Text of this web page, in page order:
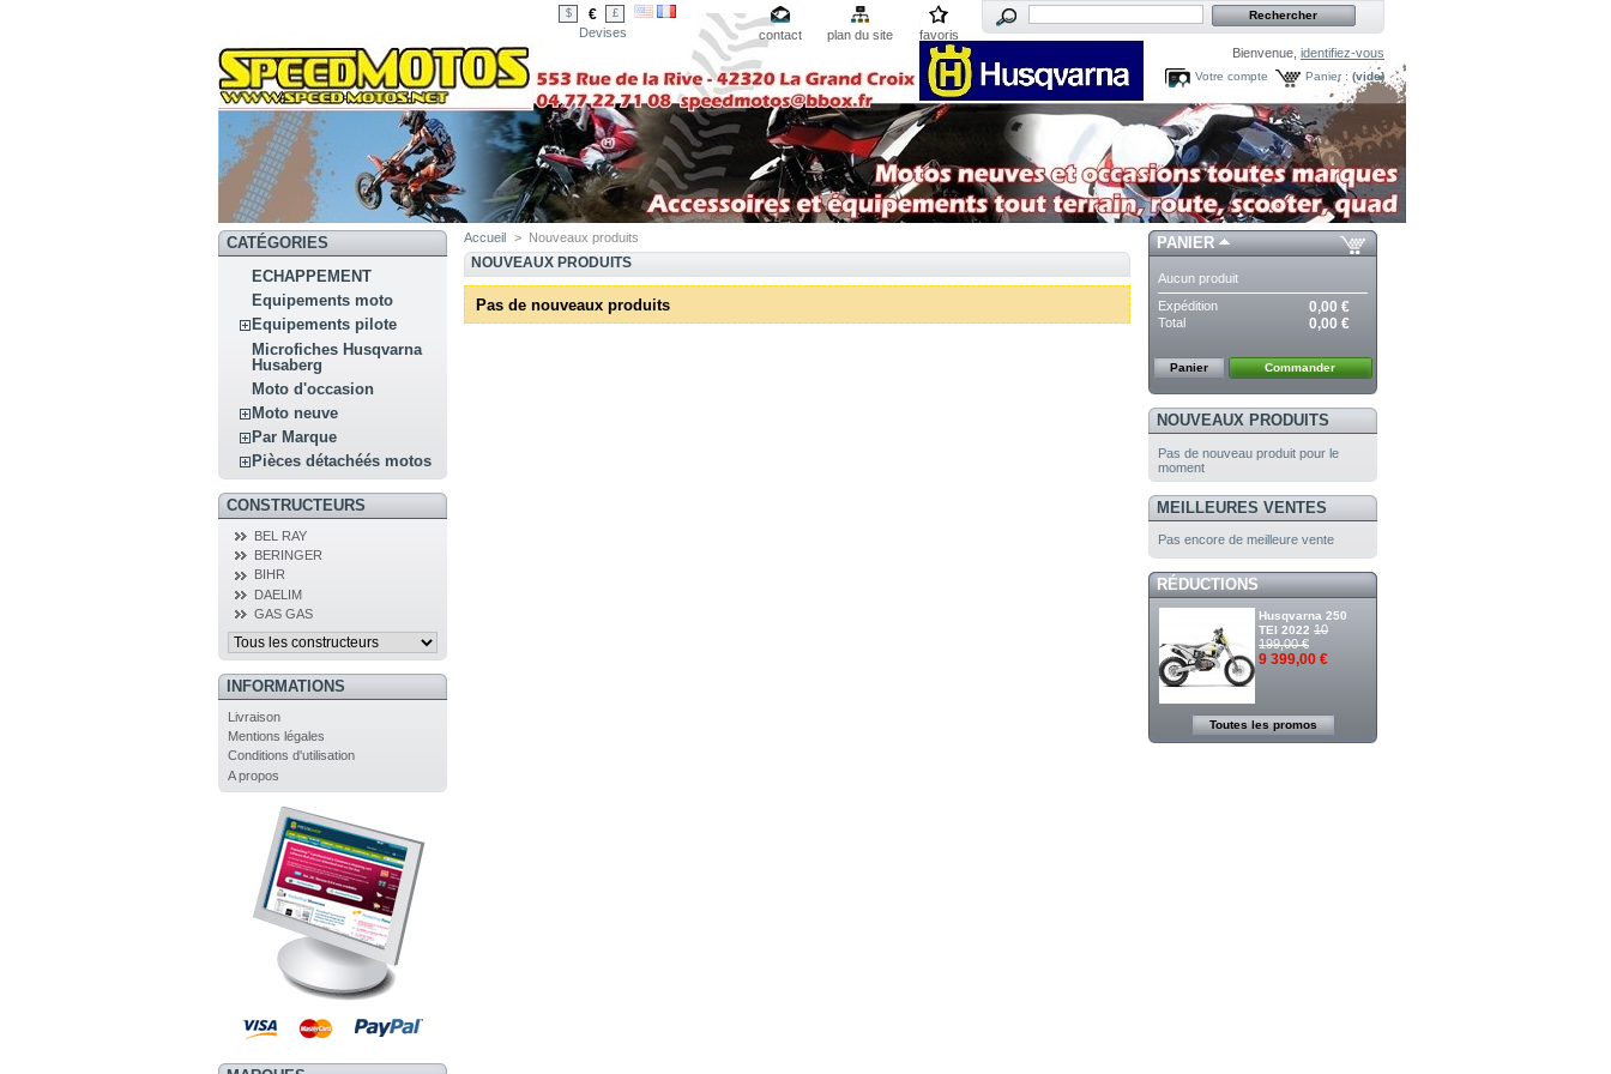
$ € £
Devises contact plan du site
favoris
Bienvenue,identifiez-vous
Panier : (vide)
Votre compte
CATÉGORIES
ECHAPPEMENT
Equipements moto
Equipements pilote
Microfiches Husqvarna
Husaberg
Moto d'occasion
Moto neuve
Par Marque
Pièces détachéés motos
CONSTRUCTEURS
BEL RAY
BERINGER
BIHR
DAELIM
GAS GAS
INFORMATIONS
Livraison
Mentions légales
Conditions d'utilisation
A propos
Accueil > Nouveaux produits
NOUVEAUX PRODUITS
Pas de nouveaux produits
PANIER
Aucun produit
Expédition
0,00 €
Total 0,00 €
Panier Commander
NOUVEAUX PRODUITS
Pas de nouveau produit pour le
moment
MEILLEURES VENTES
Pas encore de meilleure vente
RÉDUCTIONS
Husqvarna 250
TEI 2022 10
199,00 €
9 399,00 €
Toutes les promos